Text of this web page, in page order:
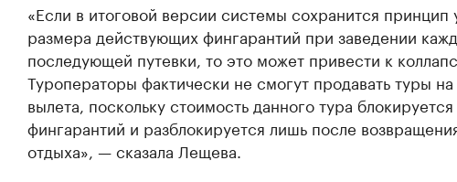
«Если в итоговой версии системы сохранится
размера действующих фингарантий при заведении
последующей путевки, то это может привести к
Туроператоры фактически не смогут продавать туры
вылета, поскольку стоимость данного тура
фингарантий и разблокируется лишь после
отдыха», — сказала Лещева.